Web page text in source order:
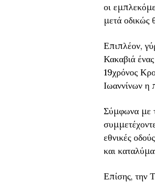
οι
μετά οδικώς
Επιπλέον,
Κακαβιά
19χρόνος
Ιωαννίνων η
Σύμφωνα με
εθνικές
και
Επίσης, την